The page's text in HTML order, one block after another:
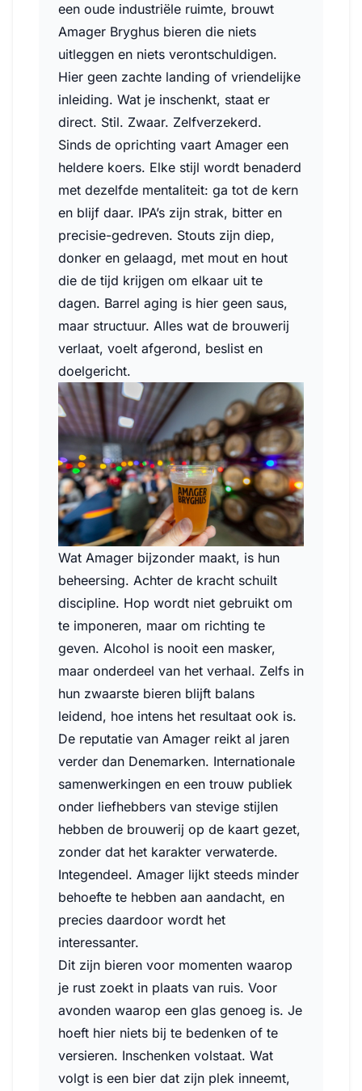
een oude industriële ruimte, brouwt
Amager Bryghus bieren die niets
uitleggen en niets verontschuldigen.
Hier geen zachte landing of vriendelijke
inleiding. Wat je inschenkt, staat er
direct. Stil. Zwaar. Zelfverzekerd.
Sinds de oprichting vaart Amager een
heldere koers. Elke stijl wordt benaderd
met dezelfde mentaliteit: ga tot de kern
en blijf daar. IPA’s zijn strak, bitter en
precisie-gedreven. Stouts zijn diep,
donker en gelaagd, met mout en hout
die de tijd krijgen om elkaar uit te
dagen. Barrel aging is hier geen saus,
maar structuur. Alles wat de brouwerij
verlaat, voelt afgerond, beslist en
doelgericht.
Wat Amager bijzonder maakt, is hun
beheersing. Achter de kracht schuilt
discipline. Hop wordt niet gebruikt om
te imponeren, maar om richting te
geven. Alcohol is nooit een masker,
maar onderdeel van het verhaal. Zelfs in
hun zwaarste bieren blijft balans
leidend, hoe intens het resultaat ook is.
De reputatie van Amager reikt al jaren
verder dan Denemarken. Internationale
samenwerkingen en een trouw publiek
onder liefhebbers van stevige stijlen
hebben de brouwerij op de kaart gezet,
zonder dat het karakter verwaterde.
Integendeel. Amager lijkt steeds minder
behoefte te hebben aan aandacht, en
precies daardoor wordt het
interessanter.
Dit zijn bieren voor momenten waarop
je rust zoekt in plaats van ruis. Voor
avonden waarop een glas genoeg is. Je
hoeft hier niets bij te bedenken of te
versieren. Inschenken volstaat. Wat
volgt is een bier dat zijn plek inneemt,